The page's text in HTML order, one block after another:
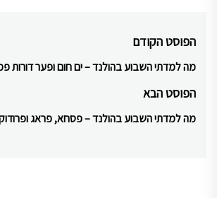
ניווט
הפוסט הקודם
Previous
post:
מה למדתי השבוע בהולנד – ים חום ופער דורות
הפוסט הבא
Next
מה למדתי השבוע בהולנד – פסחא, פראג